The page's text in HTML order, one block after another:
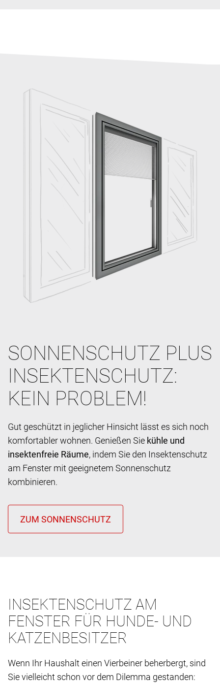
SONNENSCHUTZ PLUS
INSEKTENSCHUTZ:
KEIN PROBLEM!
Gut geschützt in jeglicher Hinsicht lässt es sich noch
komfortabler wohnen. Genießen Sie kühle und
insektenfreie Räume, indem Sie den Insektenschutz
am Fenster mit geeignetem Sonnenschutz
kombinieren.
INSEKTENSCHUTZ AM
FENSTER FÜR HUNDE- UND
KATZENBESITZER
Wenn Ihr Haushalt einen Vierbeiner beherbergt, sind
Sie vielleicht schon vor dem Dilemma gestanden: